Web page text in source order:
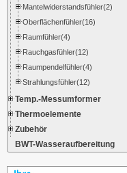
Mantelwiderstandsfühler(2)
Oberflächenfühler(16)
Raumfühler(4)
Rauchgasfühler(12)
Raumpendelfühler(4)
Strahlungsfühler(12)
Temp.-Messumformer
Thermoelemente
Zubehör
BWT-Wasseraufbereitung